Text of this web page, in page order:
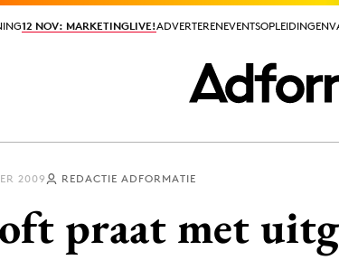
12 NOV: MARKETINGLIVE!ADVERTERENEVENTSOPLEIDINGEN
12 NOV: MARKETINGLIVE!ADVERTERENEVENTSOPLEIDINGEN
2009 REDACTIE ADFORMATIE
praat met